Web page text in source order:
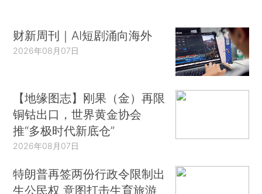
财新周刊｜AI短剧涌向海外
2026年08月07日
【地缘图志】刚果（金）再限
铜钴出口，世界黄金协会
推“多极时代新底仓”
2026年08月07日
特朗普再签两份行政令限制出
生公民权 意图打击生育旅游